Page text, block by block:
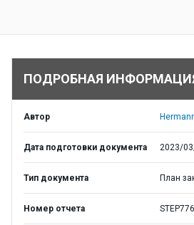
ПОДРОБНАЯ
Автор
Дата подготовки документа 2023/
Тип документа План
Номер отчета